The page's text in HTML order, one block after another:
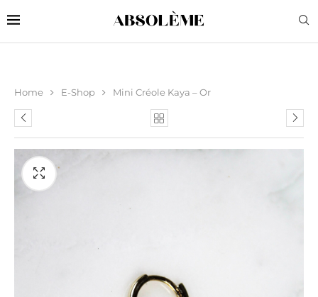
Home E-Shop Mini Créole Kaya – Or